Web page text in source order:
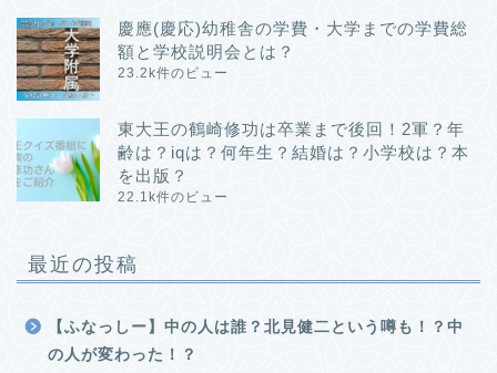
慶應(慶応)幼稚舎の学費・大学までの学費総
額と学校説明会とは？
23.2k件のビュー
東大王の鶴崎修功は卒業まで後回！2軍？年
齢は？iqは？何年生？結婚は？小学校は？本
を出版？
22.1k件のビュー
最近の投稿
【ふなっしー】中の人は誰？北見健二という噂も！？中
の人が変わった！？